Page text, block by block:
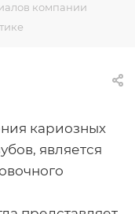
компании
кариозных
является